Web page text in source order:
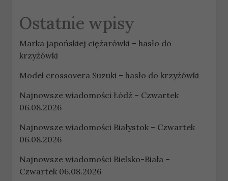
Ostatnie wpisy
Marka japońskiej ciężarówki – hasło do
krzyżówki
Model crossovera Suzuki – hasło do krzyżówki
Najnowsze wiadomości Łódź – Czwartek
06.08.2026
Najnowsze wiadomości Białystok – Czwartek
06.08.2026
Najnowsze wiadomości Bielsko-Biała –
Czwartek 06.08.2026